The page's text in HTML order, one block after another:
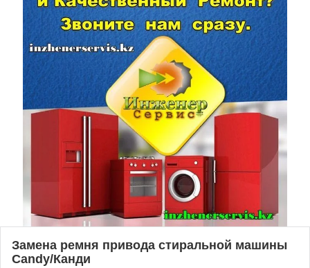
Замена ремня привода стиральной машины
Candy/Канди